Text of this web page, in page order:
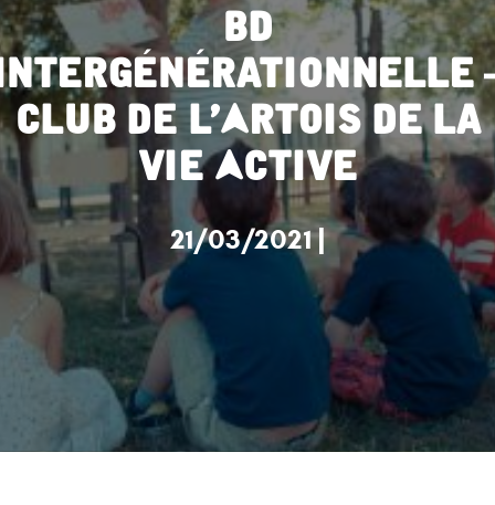
BD
Club de l’Artois de La
Vie Active
21/03/2021 |